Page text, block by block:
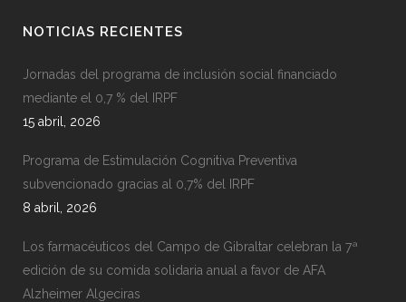
NOTICIAS RECIENTES
Jornadas del programa de inclusión social financiado
mediante el 0,7 % del IRPF
15 abril, 2026
Programa de Estimulación Cognitiva Preventiva
subvencionado gracias al 0,7% del IRPF
8 abril, 2026
Los farmacéuticos del Campo de Gibraltar celebran la 7ª
edición de su comida solidaria anual a favor de AFA
Alzheimer Algeciras